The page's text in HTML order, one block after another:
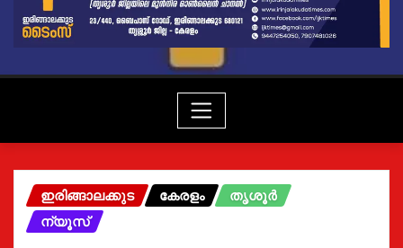
ഇരിങ്ങാലക്കുട കേരളം
തൃശൂർ
ന്യൂസ്